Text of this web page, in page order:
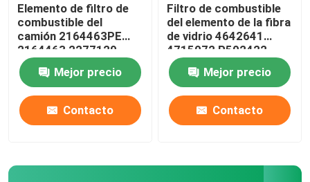
Elemento de filtro de
combustible del
camión 2164463PE
2164463 2277129
2277129PE 1852006
1852006PEMejor precio
Contacto
Filtro de combustible
del elemento de la fibra
de vidrio 4642641
4715072 P502422
Khh0534 Me301897
Me306305Mejor precio
Contacto